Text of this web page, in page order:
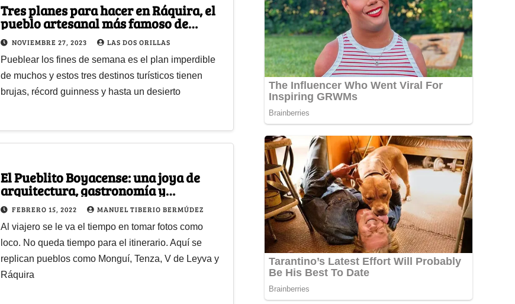
Tres planes para hacer en Ráquira, el
pueblo artesanal más famoso de
Boyacá
NOVIEMBRE 27, 2023 LAS DOS ORILLAS
Pueblear los fines de semana es el plan imperdible
de muchos y estos tres destinos turísticos tienen
brujas, récord guinness y hasta un desierto
El Pueblito Boyacense: una joya de
arquitectura, gastronomía y
artesanías
FEBRERO 15, 2022 MANUEL TIBERIO BERMÚDEZ
Al viajero se le va el tiempo en tomar fotos como
loco. No queda tiempo para el itinerario. Aquí se
replican pueblos como Monguí, Tenza, V de Leyva y
Ráquira